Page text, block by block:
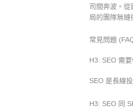
司間奔波。
局的團隊無縫
常見問題
H3: SEO 需
SEO 是長線
H3: SEO 同